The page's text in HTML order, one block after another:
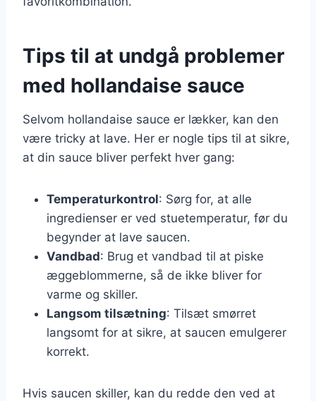
Tips til at undgå problemer
med hollandaise sauce
Selvom hollandaise sauce er lækker, kan den
være tricky at lave. Her er nogle tips til at sikre,
at din sauce bliver perfekt hver gang:
Temperaturkontrol: Sørg for, at alle
ingredienser er ved stuetemperatur, før du
begynder at lave saucen.
Vandbad: Brug et vandbad til at piske
æggeblommerne, så de ikke bliver for
varme og skiller.
Langsom tilsætning: Tilsæt smørret
langsomt for at sikre, at saucen emulgerer
korrekt.
Hvis saucen skiller, kan du redde den ved at